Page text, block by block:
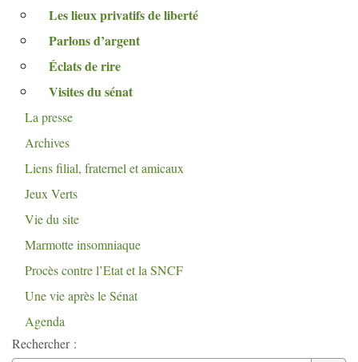
Les lieux privatifs de liberté
Parlons d’argent
Éclats de rire
Visites du sénat
La presse
Archives
Liens filial, fraternel et amicaux
Jeux Verts
Vie du site
Marmotte insomniaque
Procès contre l’Etat et la SNCF
Une vie après le Sénat
Agenda
Rechercher :